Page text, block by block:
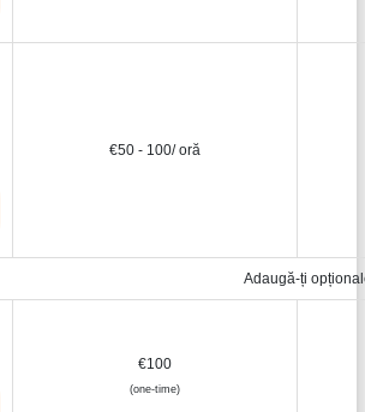
€50 - 100/ oră
Adaugă-ți
€100
(one-time)